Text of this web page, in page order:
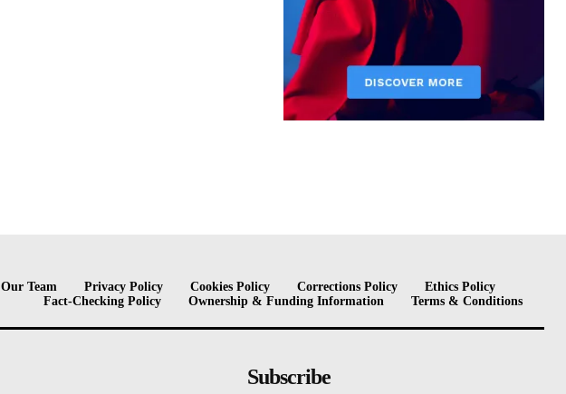
Our Team Privacy Policy Cookies Policy Corrections Policy
Ethics Policy
Fact-Checking Policy
Ownership & Funding Information Terms & Conditions
Subscribe